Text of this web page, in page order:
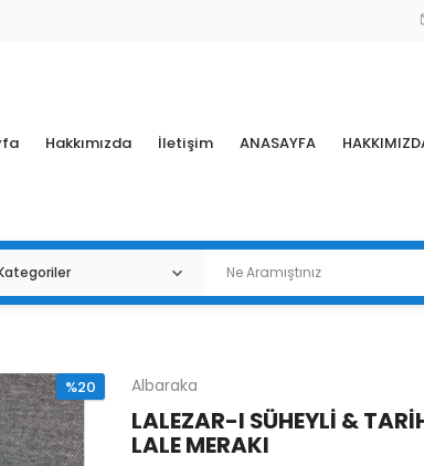
Hakkımızda İletişim ANASAYFA
%20 Albaraka
LALEZAR-I SÜHEYLİ &
LALE MERAKI